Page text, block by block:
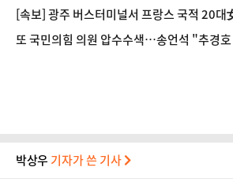
[속보] 광주 버스터미널서 프랑스 국적 20
또 국민의힘 의원 압수수색…송언석 "추경호
박상우 기자가 쓴 기사